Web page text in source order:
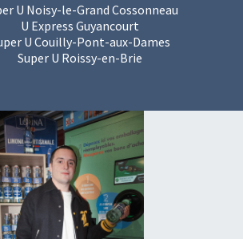
U Noisy-le-Grand Cossonneau
U Express Guyancourt
U Couilly-Pont-aux-Dames
Super U Roissy-en-Brie